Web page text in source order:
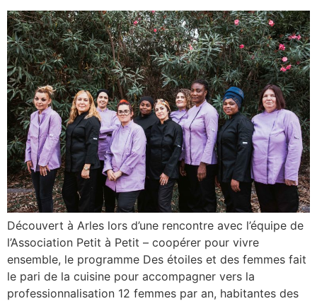
Découvert à Arles lors d’une rencontre avec l’équipe de
l’Association Petit à Petit – coopérer pour vivre
ensemble, le programme Des étoiles et des femmes fait
le pari de la cuisine pour accompagner vers la
professionnalisation 12 femmes par an, habitantes des